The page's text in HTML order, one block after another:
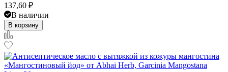
137,60 ₽
В наличии
В корзину